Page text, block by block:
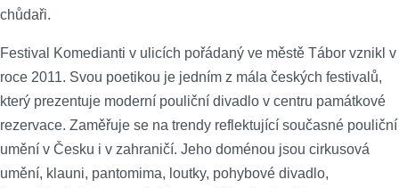
chůdaři.
Festival Komedianti v ulicích pořádaný ve městě Tábor vznikl v
roce 2011. Svou poetikou je jedním z mála českých festivalů,
který prezentuje moderní pouliční divadlo v centru památkové
rezervace. Zaměřuje se na trendy reflektující současné pouliční
umění v Česku i v zahraničí. Jeho doménou jsou cirkusová
umění, klauni, pantomima, loutky, pohybové divadlo,